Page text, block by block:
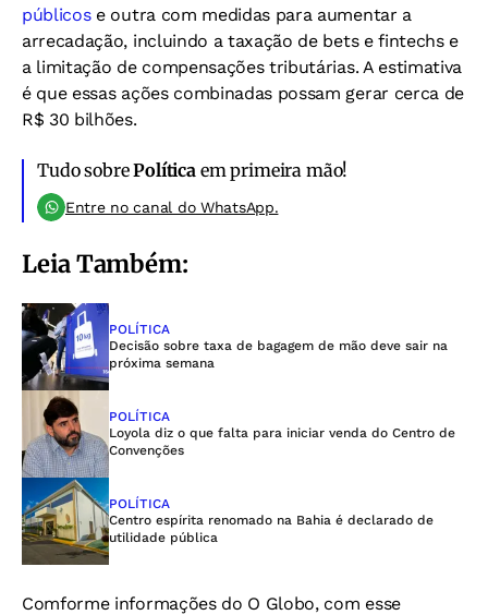
públicos e outra com medidas para aumentar a
arrecadação, incluindo a taxação de bets e fintechs e
a limitação de compensações tributárias. A estimativa
é que essas ações combinadas possam gerar cerca de
R$ 30 bilhões.
Tudo sobrePolítica em primeira mão!
Entre no canal do WhatsApp.
Leia Também:
POLÍTICA
Decisão sobre taxa de bagagem de mão deve sair na
próxima semana
POLÍTICA
Loyola diz o que falta para iniciar venda do Centro de
Convenções
POLÍTICA
Centro espírita renomado na Bahia é declarado de
utilidade pública
Comforme informações do O Globo, com esse